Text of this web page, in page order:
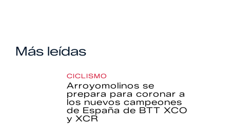
Más leídas
CICLISMO
Arroyomolinos se
prepara para coronar a
los nuevos campeones
de España de BTT XCO
y XCR